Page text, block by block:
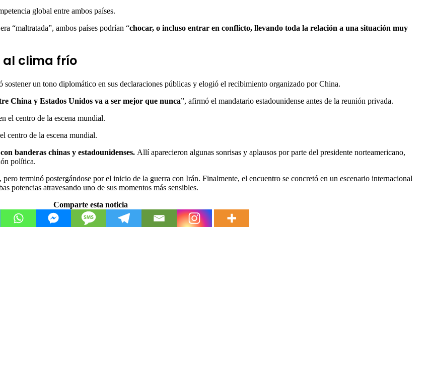
global entre ambos países.
“maltratada”, ambos países podrían “chocar, o incluso entrar en conflicto, llevando toda la relación a una situación muy
al clima frío
un tono diplomático en sus declaraciones públicas y elogió el recibimiento organizado por China.
China y Estados Unidos va a ser mejor que nunca”, afirmó el mandatario estadounidense antes de la reunión privada.
centro de la escena mundial.
banderas chinas y estadounidenses. Allí aparecieron algunas sonrisas y aplausos por parte del presidente norteamericano,
política.
terminó postergándose por el inicio de la guerra con Irán. Finalmente, el encuentro se concretó en un escenario internacional
potencias atravesando uno de sus momentos más sensibles.
Comparte esta noticia